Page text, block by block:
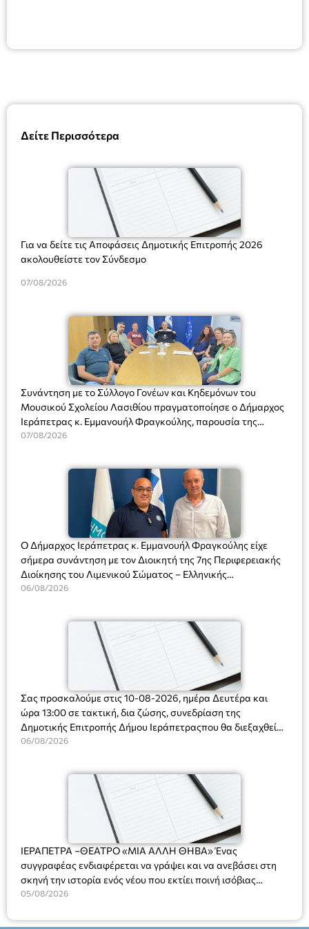
Δείτε Περισσότερα
Για να δείτε τις Αποφάσεις Δημοτικής Επιτροπής 2026
ακολουθείστε τον Σύνδεσμο
07/08/2026
Συνάντηση με το Σύλλογο Γονέων και Κηδεμόνων του
Μουσικού Σχολείου Λασιθίου πραγματοποίησε ο Δήμαρχος
Ιεράπετρας κ. Εμμανουήλ Φραγκούλης, παρουσία της
Διευθύντριας του σχολείου κας Μαριάννας Χαΐτα.
07/08/2026
Ο Δήμαρχος Ιεράπετρας κ. Εμμανουήλ Φραγκούλης είχε
σήμερα συνάντηση με τον Διοικητή της 7ης Περιφερειακής
Διοίκησης του Λιμενικού Σώματος – Ελληνικής
Ακτοφυλακής (Λ.Σ.-ΕΛ.ΑΚΤ.), Αρχιπλοίαρχο Λ.Σ. κ. Ιωάννη
06/08/2026
Σας προσκαλούμε στις 10-08-2026, ημέρα Δευτέρα και
ώρα 13:00 σε τακτική, δια ζώσης, συνεδρίαση της
Δημοτικής Επιτροπής Δήμου Ιεράπετραςπου θα διεξαχθεί
στο Δημοτικό Κατάστημα, Δημοκρατίας 31 στην αίθουσα
και λήψη αποφάσεων στα παρακάτω θέματα:
06/08/2026
ΙΕΡΑΠΕΤΡΑ –ΘΕΑΤΡΟ «ΜΙΑ ΑΛΛΗ ΘΗΒΑ» Ένας
συγγραφέας ενδιαφέρεται να γράψει και να ανεβάσει στη
σκηνή την ιστορία ενός νέου που εκτίει ποινή ισόβιας
κάθειρξης για πατροκτονία. Ένα πολυβραβευμένο έργο για
ασθένεια, τον ερωτισμό. Ένα έργο αινιγματικό, συγκινητικό,
05/08/2026